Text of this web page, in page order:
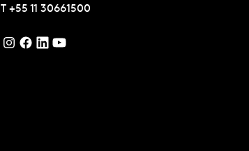
T +55 11 30661500